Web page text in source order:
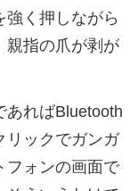
く押しながら
親指の爪が剥が
あればBluetooth
リックでガンガ
フォンの画面で